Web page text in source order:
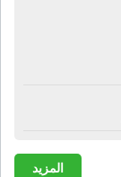
المزيد